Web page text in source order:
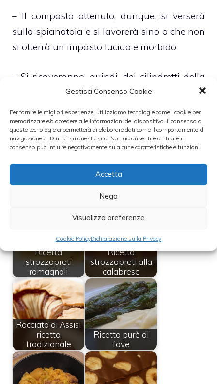
Gestisci Consenso Cookie
Per fornire le migliori esperienze, utilizziamo tecnologie come i cookie per
memorizzare e/o accedere alle informazioni del dispositivo. Il consenso a
queste tecnologie ci permetterà di elaborare dati come il comportamento di
navigazione o ID unici su questo sito. Non acconsentire o ritirare il
consenso può influire negativamente su alcune caratteristiche e funzioni.
Accetta
Nega
Visualizza preferenze
Cookie PolicyDichiarazione sulla Privacy
– Il composto ottenuto, dunque, si verserà
sulla spianatoia e si lavorerà sino a che non
si otterrà un impasto lucido e morbido
– Si ricaveranno, quindi, dei cilindretti della
dimensione di un dito che si provvederà a
tagliare a tocchetti
– I tocchetti ottenuti si lavoreranno, infine,
sulla spianatoia, così da ottenere degli
gnocchetti.
Ricetta
strozzapreti
romagnoli
Ricetta
strozzapreti alla
calabrese
Rocciata di Assisi
ricetta
tradizionale
Ricetta purè di
fave